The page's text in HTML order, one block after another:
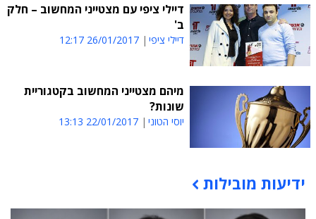
דיילי ציפי עם מצטייני המחשוב – חלק
ב'
דיילי ציפי 26/01/2017 12:17
מיהם מצטייני המחשוב בקטגוריית
שונות?
יוסי הטוני 22/01/2017 13:13
תוכן פרסומי
ידיעות מובילות